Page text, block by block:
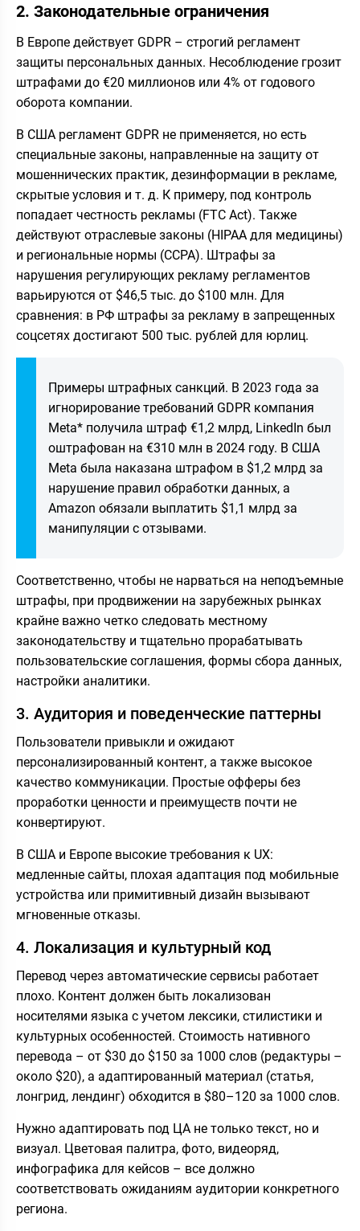
2. Законодательные ограничения
В Европе действует GDPR – строгий регламент
защиты персональных данных. Несоблюдение грозит
штрафами до €20 миллионов или 4% от годового
оборота компании.
В США регламент GDPR не применяется, но есть
специальные законы, направленные на защиту от
мошеннических практик, дезинформации в рекламе,
скрытые условия и т. д. К примеру, под контроль
попадает честность рекламы (FTC Act). Также
действуют отраслевые законы (HIPAA для медицины)
и региональные нормы (CCPA). Штрафы за
нарушения регулирующих рекламу регламентов
варьируются от $46,5 тыс. до $100 млн. Для
сравнения: в РФ штрафы за рекламу в запрещенных
соцсетях достигают 500 тыс. рублей для юрлиц.
Примеры штрафных санкций. В 2023 года за
игнорирование требований GDPR компания
Meta* получила штраф €1,2 млрд, LinkedIn был
оштрафован на €310 млн в 2024 году. В США
Meta была наказана штрафом в $1,2 млрд за
нарушение правил обработки данных, а
Amazon обязали выплатить $1,1 млрд за
манипуляции с отзывами.
Соответственно, чтобы не нарваться на неподъемные
штрафы, при продвижении на зарубежных рынках
крайне важно четко следовать местному
законодательству и тщательно прорабатывать
пользовательские соглашения, формы сбора данных,
настройки аналитики.
3. Аудитория и поведенческие паттерны
Пользователи привыкли и ожидают
персонализированный контент, а также высокое
качество коммуникации. Простые офферы без
проработки ценности и преимуществ почти не
конвертируют.
В США и Европе высокие требования к UX:
медленные сайты, плохая адаптация под мобильные
устройства или примитивный дизайн вызывают
мгновенные отказы.
4. Локализация и культурный код
Перевод через автоматические сервисы работает
плохо. Контент должен быть локализован
носителями языка с учетом лексики, стилистики и
культурных особенностей. Стоимость нативного
перевода – от $30 до $150 за 1000 слов (редактуры –
около $20), а адаптированный материал (статья,
лонгрид, лендинг) обходится в $80–120 за 1000 слов.
Нужно адаптировать под ЦА не только текст, но и
визуал. Цветовая палитра, фото, видеоряд,
инфографика для кейсов – все должно
соответствовать ожиданиям аудитории конкретного
региона.